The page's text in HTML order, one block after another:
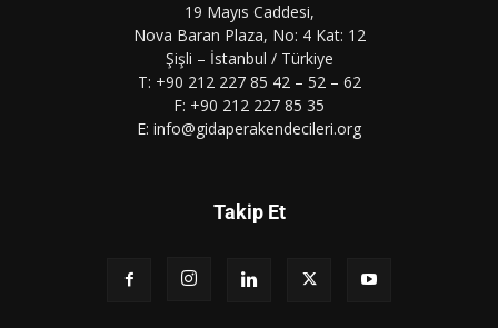
19 Mayıs Caddesi,
Nova Baran Plaza, No: 4 Kat: 12
Şişli – İstanbul / Türkiye
T: +90 212 227 85 42 – 52 – 62
F: +90 212 227 85 35
E: info@gidaperakendecileri.org
Takip Et